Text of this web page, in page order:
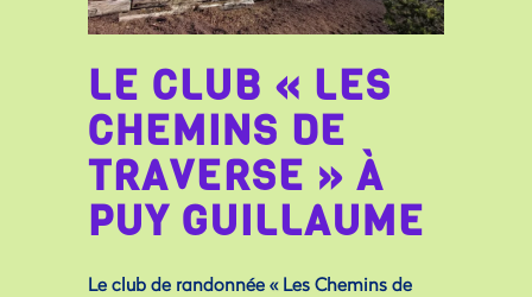
LE CLUB « LES
CHEMINS DE
TRAVERSE » À
PUY GUILLAUME
Le club de randonnée « Les Chemins de